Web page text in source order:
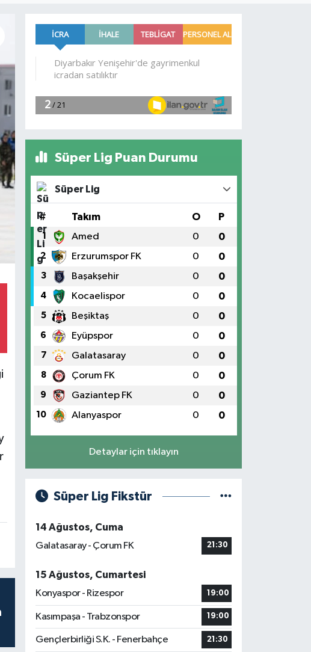
Süper Lig Puan Durumu
Süper Lig
# Takım O P
1 Amed 0 0
2 Erzurumspor FK 0 0
3 Başakşehir 0 0
4 Kocaelispor 0 0
5 Beşiktaş 0 0
6 Eyüpspor 0 0
7 Galatasaray 0 0
8 Çorum FK 0 0
9 Gaziantep FK 0 0
10 Alanyaspor 0 0
Detaylar için tıklayın
Süper Lig Fikstür
14 Ağustos, Cuma
Galatasaray - Çorum FK
21:30
15 Ağustos, Cumartesi
Konyaspor - Rizespor
19:00
Kasımpaşa - Trabzonspor 19:00
Gençlerbirliği S.K. - Fenerbahçe 21:30